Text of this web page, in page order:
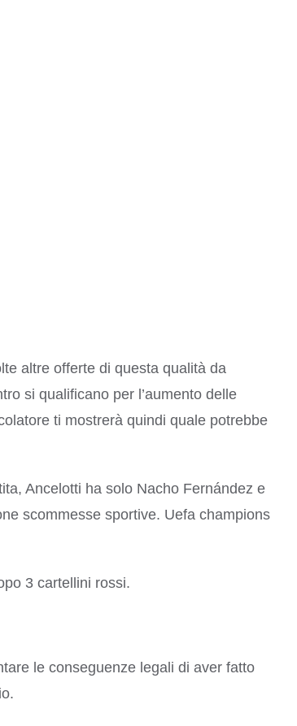
altre offerte di questa qualità da
si qualificano per l’aumento delle
ti mostrerà quindi quale potrebbe
Ancelotti ha solo Nacho Fernández e
scommesse sportive. Uefa champions
3 cartellini rossi.
le conseguenze legali di aver fatto